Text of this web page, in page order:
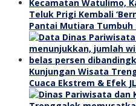
Teluk Prigi Kembali
Pantai Mutiara Tumbuh
Kunjungan Wisata
Cuaca Ekstrem & Efek